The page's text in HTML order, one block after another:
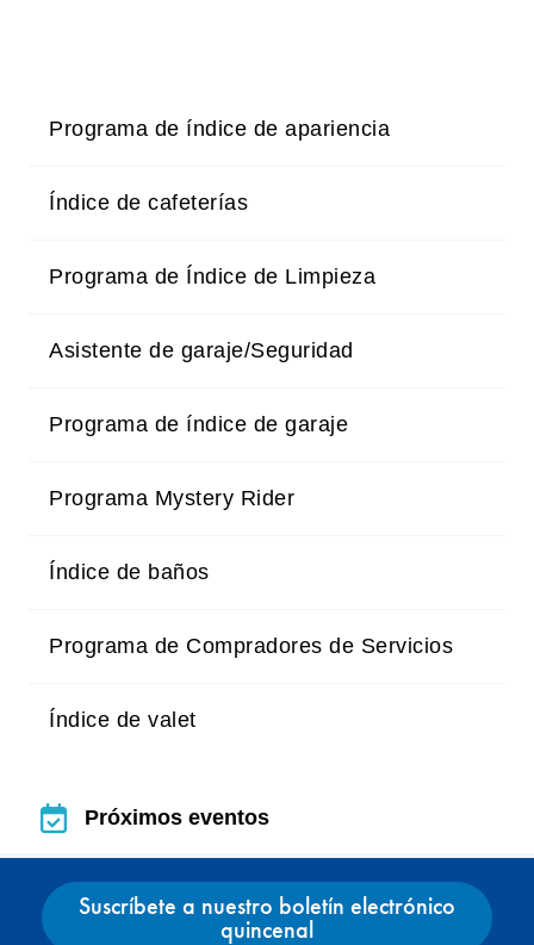
Programa de índice de apariencia
Índice de cafeterías
Programa de Índice de Limpieza
Asistente de garaje/Seguridad
Programa de índice de garaje
Programa Mystery Rider
Índice de baños
Programa de Compradores de Servicios
Índice de valet
Próximos eventos
Próximos eventos
Suscríbete a nuestro boletín electrónico
quincenal